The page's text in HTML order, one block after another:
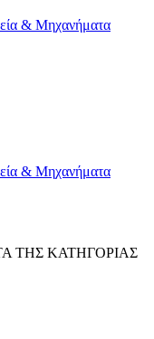
& Μηχανήματα
& Μηχανήματα
ΤΗΣ ΚΑΤΗΓΟΡΙΑΣ